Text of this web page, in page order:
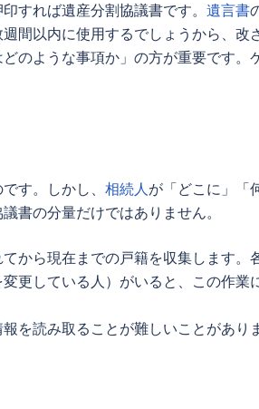
すれば遺産分割協議書です。 遺言書
間以内に使用するでしょうから、改
のような事項か」の方が重要です。
す。しかし、 相続人 が「どこに」「
書の分量だけではありません。
から現在までの戸籍を収集します。
更している人）がいると、この作業
を読み取ることが難しいことがあり